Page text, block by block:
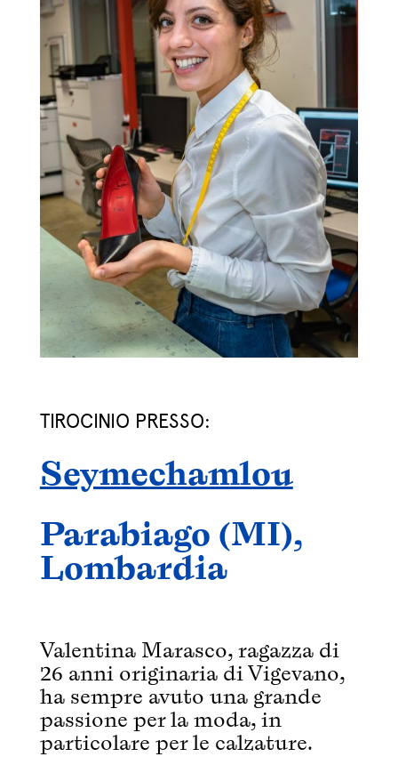
TIROCINIO PRESSO:
Seymechamlou
Parabiago (MI),
Lombardia
Valentina Marasco, ragazza di
26 anni originaria di Vigevano,
ha sempre avuto una grande
passione per la moda, in
particolare per le calzature.